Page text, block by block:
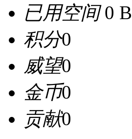
已用空间0 B
积分0
威望0
金币0
贡献0